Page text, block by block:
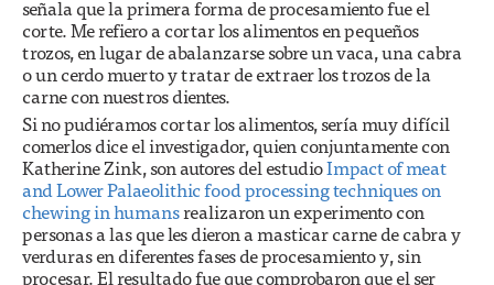
señala que la primera forma de procesamiento fue el
corte. Me refiero a cortar los alimentos en pequeños
trozos, en lugar de abalanzarse sobre un vaca, una cabra
o un cerdo muerto y tratar de extraer los trozos de la
carne con nuestros dientes.
Si no pudiéramos cortar los alimentos, sería muy difícil
comerlos dice el investigador, quien conjuntamente con
Katherine Zink, son autores del estudioImpact of meat
and Lower Palaeolithic food processing techniques on
chewing in humansrealizaron un experimento con
personas a las que les dieron a masticar carne de cabra y
verduras en diferentes fases de procesamiento y, sin
procesar. El resultado fue que comprobaron que el ser